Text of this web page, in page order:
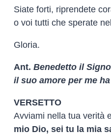
Siate forti, riprendete
o voi tutti che sperate
Gloria.
Ant. Benedetto il
il suo amore per me
VERSETTO
Avviami nella tua verità
mio Dio, sei tu la mia